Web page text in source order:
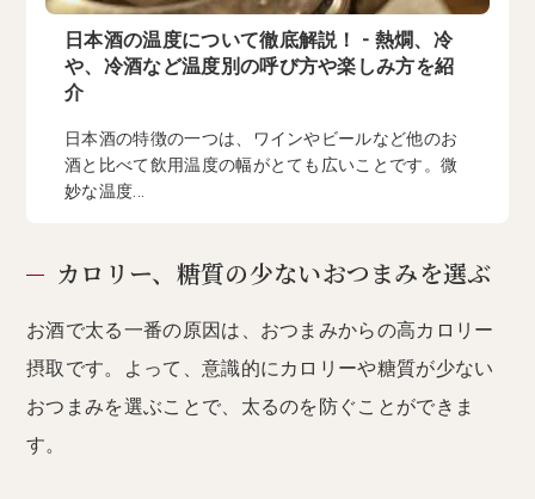
日本酒の温度について徹底解説！ - 熱燗、冷
や、冷酒など温度別の呼び方や楽しみ方を紹
介
日本酒の特徴の一つは、ワインやビールなど他のお
酒と比べて飲用温度の幅がとても広いことです。微
妙な温度...
カロリー、糖質の少ないおつまみを選ぶ
お酒で太る一番の原因は、おつまみからの高カロリー
摂取です。よって、意識的にカロリーや糖質が少ない
おつまみを選ぶことで、太るのを防ぐことができま
す。